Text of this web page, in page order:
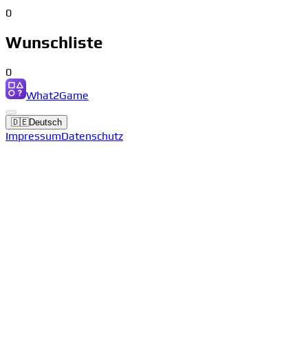
0
Wunschliste
0
What2Game
🇩🇪Deutsch
ImpressumDatenschutz